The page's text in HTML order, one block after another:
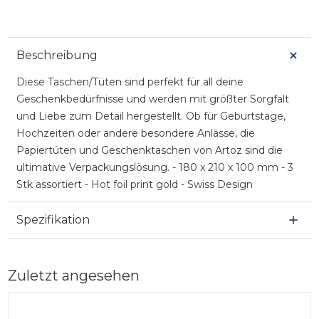
Beschreibung
Diese Taschen/Tüten sind perfekt für all deine
Geschenkbedürfnisse und werden mit größter Sorgfalt
und Liebe zum Detail hergestellt. Ob für Geburtstage,
Hochzeiten oder andere besondere Anlässe, die
Papiertüten und Geschenktaschen von Artoz sind die
ultimative Verpackungslösung. - 180 x 210 x 100 mm - 3
Stk assortiert - Hot foil print gold - Swiss Design
Spezifikation
Zuletzt angesehen